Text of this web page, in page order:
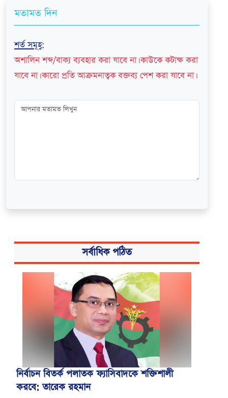
মতামত দিন
শর্ত সমূহ:
অশালিন শব্দ/বাক্য ব্যবহার করা যাবে না। কাউকে কটাক্ষ করা
যাবে না। কারো প্রতি আক্রমনাত্বক বক্তব্য পেশ করা যাবে না।
সর্বাধিক পঠিত
নির্বাচন বিতর্ক পলাতক ফ্যাসিবাদকে শক্তিশালী
করবে: তারেক রহমান